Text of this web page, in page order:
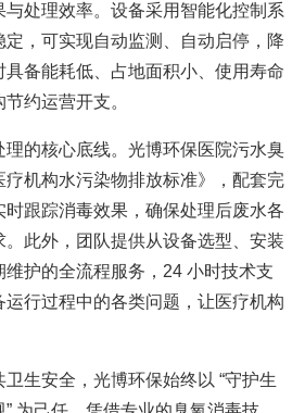
处理效率。设备采用智能化控制系
，可实现自动监测、自动启停，降
备能耗低、占地面积小、使用寿命
约运营开支。
的核心底线。光博环保医院污水臭
机构水污染物排放标准》，配套完
跟踪消毒效果，确保处理后废水各
此外，团队提供从设备选型、安装
护的全流程服务，24 小时技术支
行过程中的各类问题，让医疗机构
生安全，光博环保始终以 “守护生